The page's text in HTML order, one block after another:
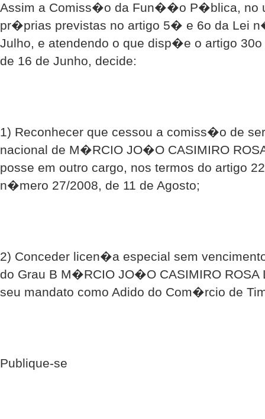
Assim a Comiss�o da Fun��o P�blica, no
pr�prias previstas no artigo 5� e 6o da Lei
Julho, e atendendo o que disp�e o artigo
de 16 de Junho, decide:
1) Reconhecer que cessou a comiss�o de
nacional de M�RCIO JO�O CASIMIRO
posse em outro cargo, nos termos do artigo
n�mero 27/2008, de 11 de Agosto;
2) Conceder licen�a especial sem
do Grau B M�RCIO JO�O CASIMIRO
seu mandato como Adido do Com�rcio de
Publique-se